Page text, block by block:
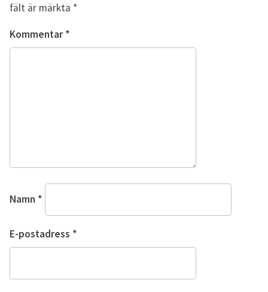
fält är märkta *
Kommentar*
Namn *
E-postadress *